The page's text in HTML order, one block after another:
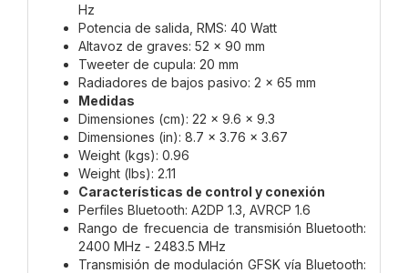
Hz
Potencia de salida, RMS: 40 Watt
Altavoz de graves: 52 x 90 mm
Tweeter de cupula: 20 mm
Radiadores de bajos pasivo: 2 x 65 mm
Medidas
Dimensiones (cm): 22 x 9.6 x 9.3
Dimensiones (in): 8.7 x 3.76 x 3.67
Weight (kgs): 0.96
Weight (lbs): 2.11
Características de control y conexión
Perfiles Bluetooth: A2DP 1.3, AVRCP 1.6
Rango de frecuencia de transmisión Bluetooth:
2400 MHz - 2483.5 MHz
Transmisión de modulación GFSK vía Bluetooth: